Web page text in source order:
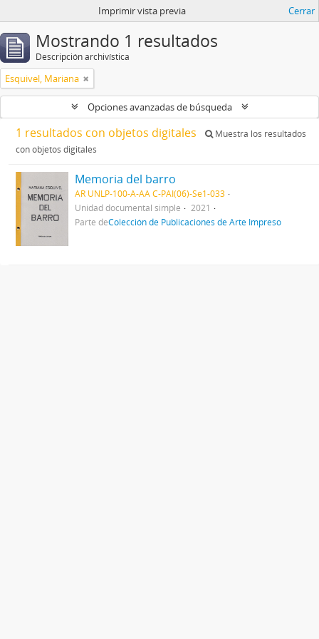
Imprimir vista previa Cerrar
Mostrando 1 resultados
Descripción archivística
Esquivel, Mariana
Opciones avanzadas de búsqueda
1 resultados con objetos digitales
Muestra los resultados
con objetos digitales
Memoria del barro
AR UNLP-100-A-AA C-PAI(06)-Se1-033
Unidad documental simple
2021
Parte deColección de Publicaciones de Arte Impreso